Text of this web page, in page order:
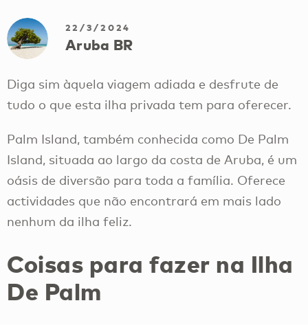
22/3/2024
Aruba BR
Diga sim àquela viagem adiada e desfrute de
tudo o que esta ilha privada tem para oferecer.
Palm Island, também conhecida como De Palm
Island, situada ao largo da costa de Aruba, é um
oásis de diversão para toda a família. Oferece
actividades que não encontrará em mais lado
nenhum da ilha feliz.
Coisas para fazer na Ilha
De Palm